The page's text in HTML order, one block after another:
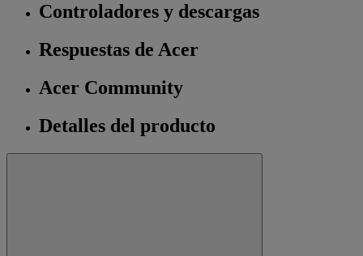
Controladores y descargas
Respuestas de Acer
Acer Community
Detalles del producto